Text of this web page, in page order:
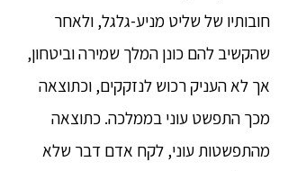
חובותיו של שליט מניע-גלגל, ולאחר
שהקשיב להם כונן המלך שמירה וביטחון,
אך לא העניק רכוש לנזקקים, וכתוצאה
מכך התפשט עוני בממלכה. כתוצאה
מהתפשטות עוני, לקח אדם דבר שלא